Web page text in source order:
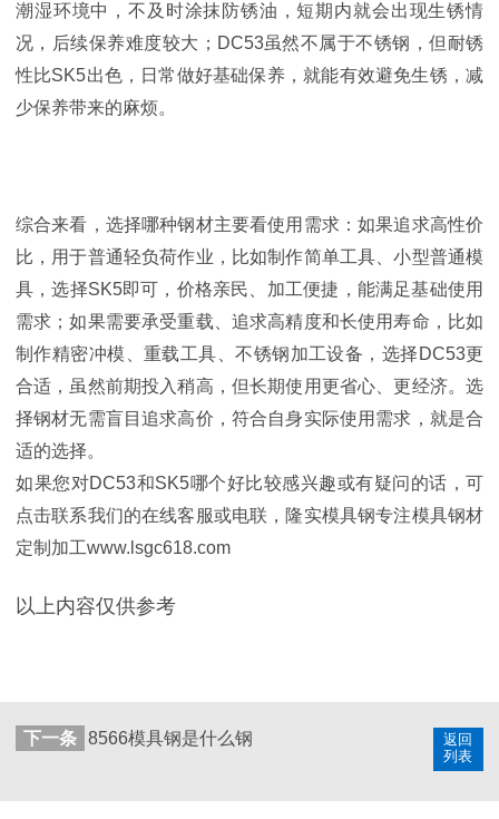
潮湿环境中，不及时涂抹防锈油，短期内就会出现生锈情
况，后续保养难度较大；DC53虽然不属于不锈钢，但耐锈
性比SK5出色，日常做好基础保养，就能有效避免生锈，减
少保养带来的麻烦。
综合来看，选择哪种钢材主要看使用需求：如果追求高性价
比，用于普通轻负荷作业，比如制作简单工具、小型普通模
具，选择SK5即可，价格亲民、加工便捷，能满足基础使用
需求；如果需要承受重载、追求高精度和长使用寿命，比如
制作精密冲模、重载工具、不锈钢加工设备，选择DC53更
合适，虽然前期投入稍高，但长期使用更省心、更经济。选
择钢材无需盲目追求高价，符合自身实际使用需求，就是合
适的选择。
如果您对DC53和SK5哪个好比较感兴趣或有疑问的话，可
点击联系我们的在线客服或电联，隆实模具钢专注模具钢材
定制加工www.lsgc618.com
以上内容仅供参考
返回
列表
下一条 8566模具钢是什么钢